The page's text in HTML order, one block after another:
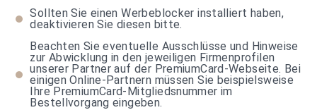
Sollten Sie einen Werbeblocker installiert haben,
deaktivieren Sie diesen bitte.
Beachten Sie eventuelle Ausschlüsse und Hinweise
zur Abwicklung in den jeweiligen Firmenprofilen
unserer Partner auf der PremiumCard-Webseite. Bei
einigen Online-Partnern müssen Sie beispielsweise
Ihre PremiumCard-Mitgliedsnummer im
Bestellvorgang eingeben.